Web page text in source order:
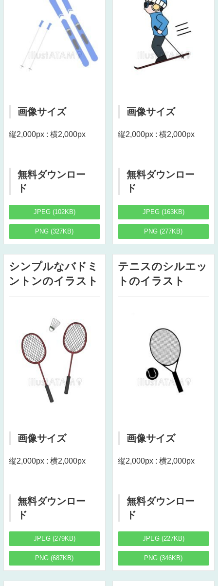
画像サイズ
縦2,000px : 横2,000px
無料ダウンロー
ド
JPEG (102KB)
PNG (327KB)
画像サイズ
縦2,000px : 横2,000px
無料ダウンロー
ド
JPEG (163KB)
PNG (277KB)
シンプルなバドミ
ントンのイラスト
画像サイズ
縦2,000px : 横2,000px
無料ダウンロー
ド
JPEG (279KB)
PNG (687KB)
テニスのシルエッ
トのイラスト
画像サイズ
縦2,000px : 横2,000px
無料ダウンロー
ド
JPEG (227KB)
PNG (346KB)